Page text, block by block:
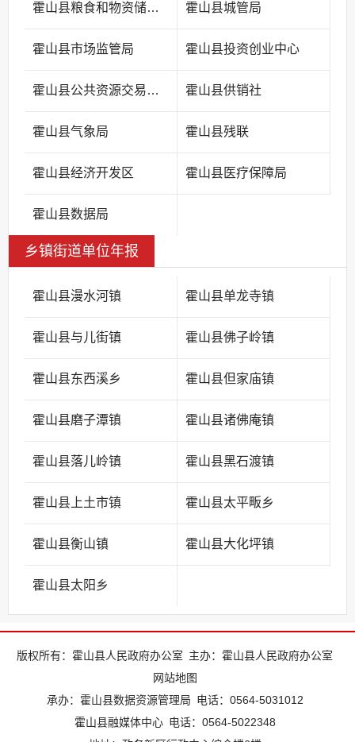
霍山县粮食和物资储备中心 霍山县城管局
霍山县市场监管局 霍山县投资创业中心
霍山县公共资源交易中心 霍山县供销社
霍山县气象局 霍山县残联
霍山县经济开发区 霍山县医疗保障局
霍山县数据局
乡镇街道单位年报
霍山县漫水河镇 霍山县单龙寺镇
霍山县与儿街镇 霍山县佛子岭镇
霍山县东西溪乡 霍山县但家庙镇
霍山县磨子潭镇 霍山县诸佛庵镇
霍山县落儿岭镇 霍山县黑石渡镇
霍山县上土市镇 霍山县太平畈乡
霍山县衡山镇 霍山县大化坪镇
霍山县太阳乡
版权所有：霍山县人民政府办公室 主办：霍山县人民政府办公室
网站地图
承办：霍山县数据资源管理局 电话：0564-5031012
霍山县融媒体中心 电话：0564-5022348